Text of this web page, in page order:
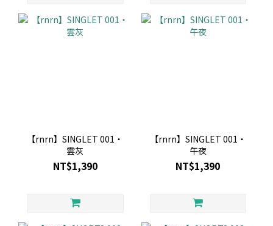
【rnrn】SINGLET 001・
雲灰
NT$1,390
【rnrn】SINGLET 001・
午夜
NT$1,390